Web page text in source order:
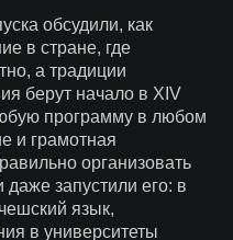
обсудили, как
в стране, где
а традиции
берут начало в ХIV
программу в любом
и грамотная
организовать
даже запустили его: в
язык,
в университеты